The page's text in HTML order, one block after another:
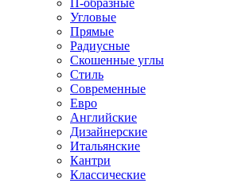
Угловые
Прямые
Радиусные
Скошенные углы
Стиль
Современные
Евро
Английские
Дизайнерские
Итальянские
Кантри
Классические